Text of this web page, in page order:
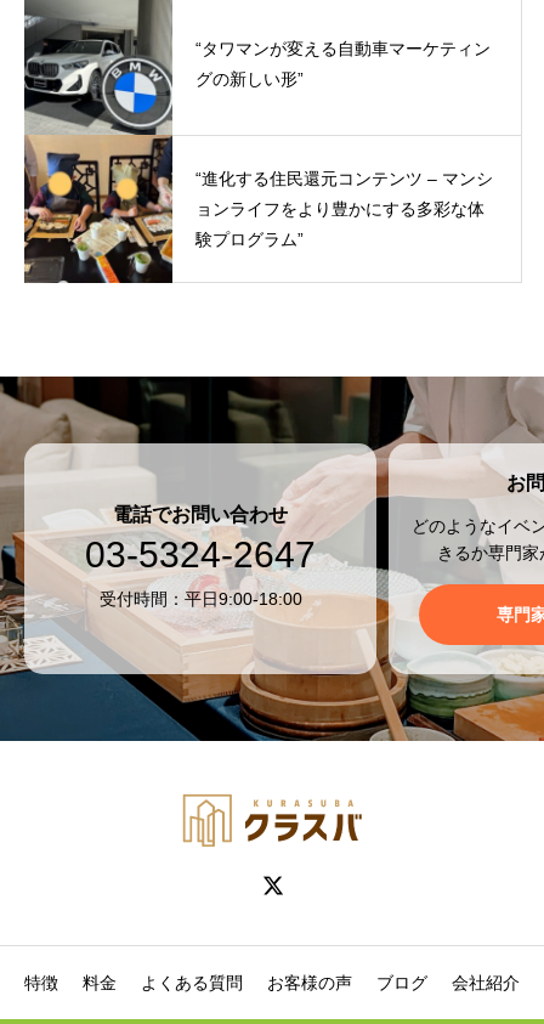
“タワマンが変える自動車マーケティン
グの新しい形”
“進化する住民還元コンテンツ – マンシ
ョンライフをより豊かにする多彩な体
験プログラム”
電話でお問い合わせ
03-5324-2647
受付時間：平日9:00-18:00
お
どのようなイベ
きるか専門
専門
特徴 料金 よくある質問 お客様の声 ブログ 会社紹介